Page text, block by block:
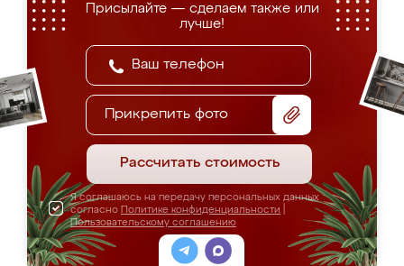
Присылайте — сделаем также или
лучше!
Прикрепить фото
Рассчитать стоимость
Я соглашаюсь на передачу персональных данных
согласно Политике конфиденциальности
Пользовательскому соглашению